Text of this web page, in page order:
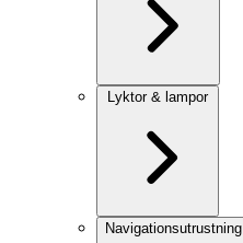
Lyktor & lampor
Navigationsutrustning